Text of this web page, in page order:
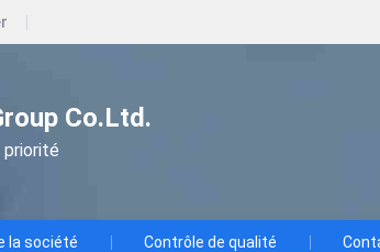
Co.Ltd.
la société Contrôle de qualité